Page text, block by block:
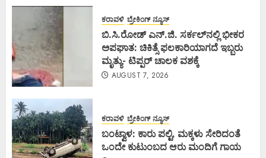
ಕರಾವಳಿ ಬ್ರೇಕಿಂಗ್ ನ್ಯೂಸ್
ಬಿ.ಸಿ.ರೋಡ್ ಎನ್.ಜಿ. ಸರ್ಕಲ್‌ನಲ್ಲಿ ಭೀಕರ
ಅಪಘಾತ: ಚಿಕಿತ್ಸೆ ಫಲಕಾರಿಯಾಗದೆ ಇಬ್ಬರು
ಮೃತ್ಯು- ಟಿಪ್ಪರ್ ಚಾಲಕ ವಶಕ್ಕೆ
AUGUST 7, 2026
ಕರಾವಳಿ ಬ್ರೇಕಿಂಗ್ ನ್ಯೂಸ್
ಬಂಟ್ವಾಳ: ಕಾರು ಪಲ್ಟಿ, ಮಕ್ಕಳು ಸೇರಿದಂತೆ
ಒಂದೇ ಕುಟುಂಬದ ಆರು ಮಂದಿಗೆ ಗಾಯ